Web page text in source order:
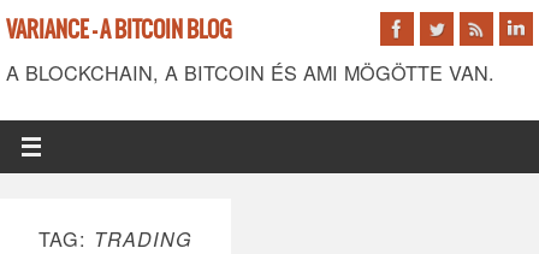
VARIANCE - A BITCOIN BLOG
A BLOCKCHAIN, A BITCOIN ÉS AMI MÖGÖTTE VAN.
TAG: TRADING